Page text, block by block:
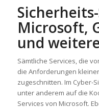
Microsoft,
und
Sämtliche Services, die
die Anforderungen
zugeschnitten. Im Cyber-
unter anderem auf die
Services von Microsoft.